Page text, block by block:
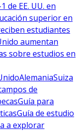
de EE. UU. en
superior en
estudiantes
aumentan
sobre estudios en
AlemaniaSuiza
de
Guía para
Guía de estudio
a explorar